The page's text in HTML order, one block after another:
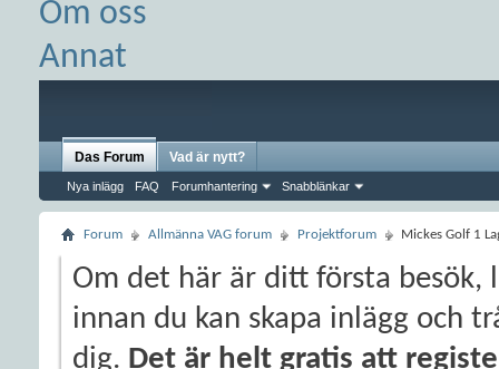
Om oss
Annat
Das Forum
Nya inlägg FAQ Forumhantering Snabblänkar
Vad är nytt?
Forum Allmänna VAG forum Projektforum Mickes Golf 1
Om det här är ditt första besök,
innan du kan skapa inlägg och
dig. Det är helt gratis att